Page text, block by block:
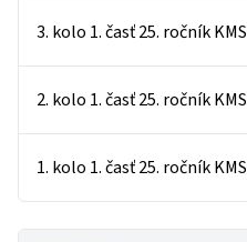
3. kolo 1. časť 25. ročník KMS
2. kolo 1. časť 25. ročník KMS
1. kolo 1. časť 25. ročník KMS